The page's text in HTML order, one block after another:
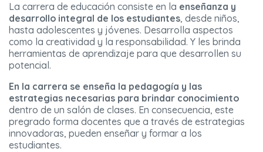
La carrera de educación consiste en la enseñanza y
desarrollo integral de los estudiantes, desde niños,
hasta adolescentes y jóvenes. Desarrolla aspectos
como la creatividad y la responsabilidad. Y les brinda
herramientas de aprendizaje para que desarrollen su
potencial.
En la carrera se enseña la pedagogía y las
estrategias necesarias para brindar conocimiento
dentro de un salón de clases. En consecuencia, este
pregrado forma docentes que a través de estrategias
innovadoras, pueden enseñar y formar a los
estudiantes.